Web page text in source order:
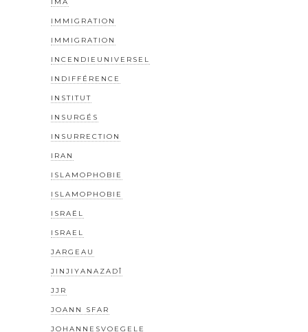
IMMIGRATION
IMMIGRATION
INCENDIEUNIVERSEL
INDIFFÉRENCE
INSTITUT
INSURGÉS
INSURRECTION
IRAN
ISLAMOPHOBIE
ISLAMOPHOBIE
ISRAËL
ISRAEL
JARGEAU
JINJIYANAZADÎ
JJR
JOANN SFAR
JOHANNESVOEGELE